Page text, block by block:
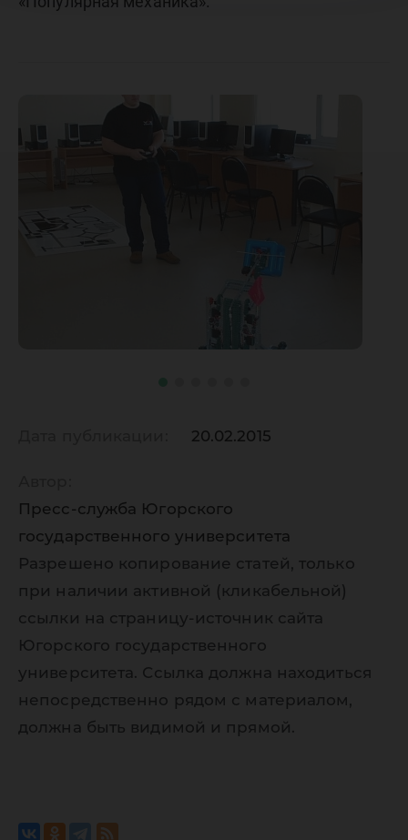
20.02.2015
Пресс-служба Югорского
государственного университета
Разрешено копирование статей, только
при наличии активной (кликабельной)
ссылки на страницу-источник сайта
Югорского государственного
университета. Ссылка должна находиться
непосредственно рядом с материалом,
должна быть видимой и прямой.